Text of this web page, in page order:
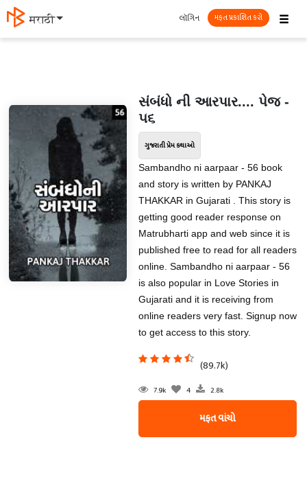
मराठी ☰
લૉગિન મફત પ્રકાશિત કરો
સંબંધો ની આરપાર.... પેજ -
૫૬
ગુજરાતી પ્રેમ કથાઓ
Sambandho ni aarpaar - 56 book
and story is written by PANKAJ
THAKKAR in Gujarati . This story is
getting good reader response on
Matrubharti app and web since it is
published free to read for all readers
online. Sambandho ni aarpaar - 56
is also popular in Love Stories in
Gujarati and it is receiving from
online readers very fast. Signup now
to get access to this story.
(89.7k)
7.9k 4 2.8k
મફત વાંચો